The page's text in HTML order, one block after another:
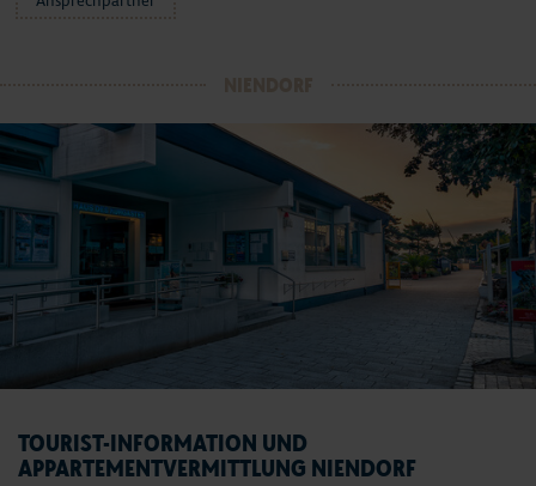
TOURIST-INFORMATION UND
APPARTEMENTVERMITTLUNG NIENDORF